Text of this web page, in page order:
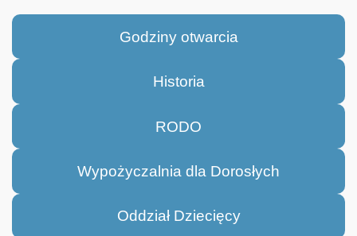
Godziny otwarcia
Historia
RODO
Wypożyczalnia dla Dorosłych
Oddział Dziecięcy